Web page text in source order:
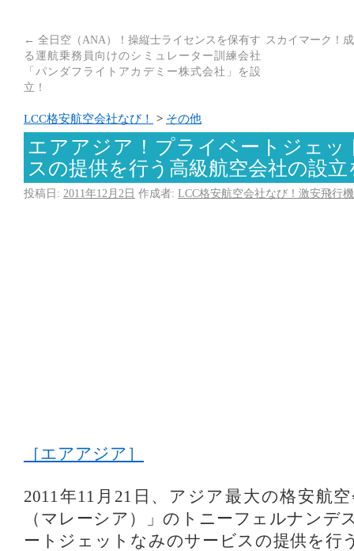
← 全日空（ANA）！操縦士ライセンスを保有す
る運航乗務員向けのシミュレーター訓練会社
「パンダフライトアカデミー株式会社」を設
立！
スカイマーク！
LCC格安航空会社なび！ > その他
エアアジア！プライベートジェッ
スの提供を行う高級航空会社の設立
投稿日: 2011年12月2日 作成者: LCC格安航空会社なび！激安飛行
［エアアジア］
2011年11月21日、アジア最大の格安航
（マレーシア）」のトニーフェルナンデ
ートジェットなみのサービスの提供を行